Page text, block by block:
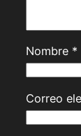
Nombre *
Correo